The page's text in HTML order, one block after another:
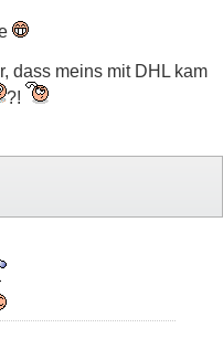
dass meins mit DHL kam
?!